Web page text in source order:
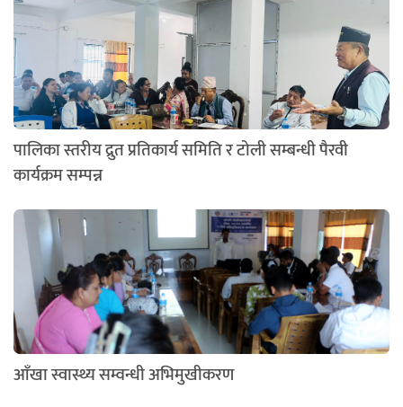
पालिका स्तरीय द्रुत प्रतिकार्य समिति र टोली सम्बन्धी पैरवी
कार्यक्रम सम्पन्न
आँखा स्वास्थ्य सम्वन्धी अभिमुखीकरण